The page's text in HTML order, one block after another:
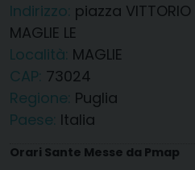
Indirizzo: piazza VITTORIO
MAGLIE LE
Località: MAGLIE
CAP: 73024
Regione: Puglia
Paese: Italia
Orari Sante Messe da Pmap